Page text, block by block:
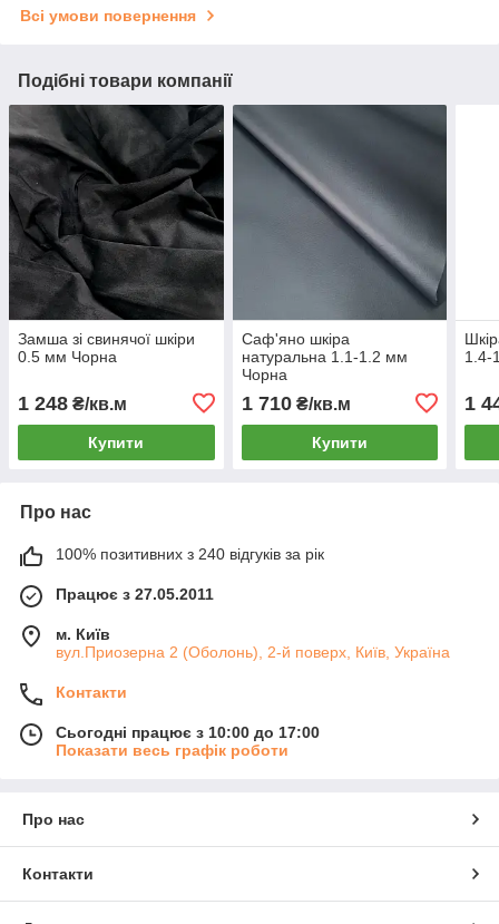
Всі умови повернення
Подібні товари компанії
Замша зі свинячої шкіри
0.5 мм Чорна
1 248 ₴/кв.м
Купити
Саф'яно шкіра
натуральна 1.1-1.2 мм
Чорна
1 710₴/кв.м
Купити
1.4-
1
Про нас
100% позитивних з 240 відгуків за рік
Працює з 27.05.2011
м. Київ
вул.Приозерна 2 (Оболонь), 2-й поверх, Київ, Україна
Контакти
Сьогодні працює з 10:00 до 17:00
Показати весь графік роботи
Про нас
Контакти